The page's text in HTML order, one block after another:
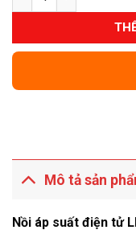
Mô tả sản
Nồi áp suất điện tử